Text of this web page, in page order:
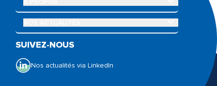
Nos offres
Notre Galerie de l’Audition
OUVRIR LE SOUS-MENU NOS ACTUALITÉS
Nos actualités
Espace presse
Visiter audika.fr
SUIVEZ-NOUS
Nos actualités via LinkedIn